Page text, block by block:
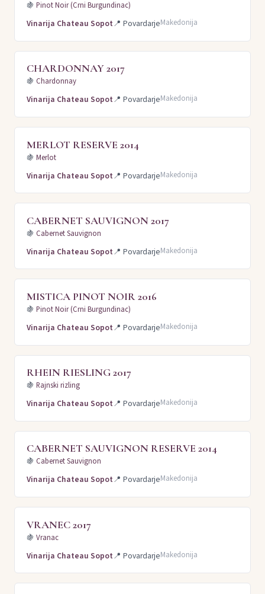
🍇 Pinot Noir (Crni Burgundinac)
Vinarija Chateau Sopot📍 PovardarjeMakedonija
CHARDONNAY 2017
🍇 Chardonnay
Vinarija Chateau Sopot📍 PovardarjeMakedonija
MERLOT RESERVE 2014
🍇 Merlot
Vinarija Chateau Sopot📍 PovardarjeMakedonija
CABERNET SAUVIGNON 2017
🍇 Cabernet Sauvignon
Vinarija Chateau Sopot📍 PovardarjeMakedonija
MISTICA PINOT NOIR 2016
🍇 Pinot Noir (Crni Burgundinac)
Vinarija Chateau Sopot📍 PovardarjeMakedonija
RHEIN RIESLING 2017
🍇 Rajnski rizling
Vinarija Chateau Sopot📍 PovardarjeMakedonija
CABERNET SAUVIGNON RESERVE 2014
🍇 Cabernet Sauvignon
Vinarija Chateau Sopot📍 PovardarjeMakedonija
VRANEC 2017
🍇 Vranac
Vinarija Chateau Sopot📍 PovardarjeMakedonija